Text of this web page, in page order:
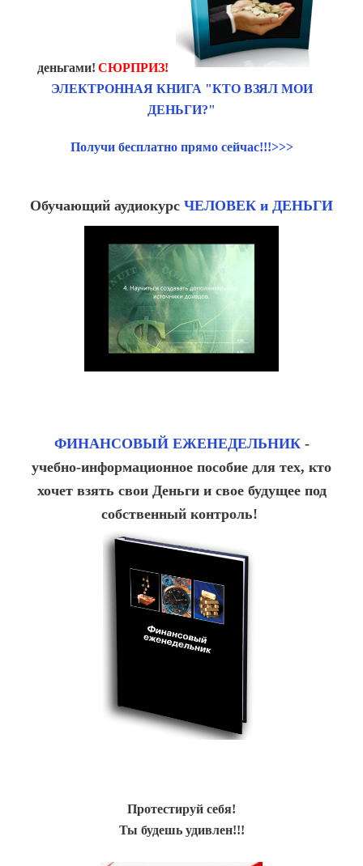
деньгами! СЮРПРИЗ!
ЭЛЕКТРОННАЯ КНИГА "КТО ВЗЯЛ МОИ
ДЕНЬГИ?"
Получи бесплатно прямо сейчас!!!>>>
Обучающий аудиокурс ЧЕЛОВЕК и ДЕНЬГИ
ФИНАНСОВЫЙ ЕЖЕНЕДЕЛЬНИК-
учебно-информационное пособие для тех, кто
хочет взять свои Деньги и свое будущее под
собственный контроль!
Протестируй себя!
Ты будешь удивлен!!!